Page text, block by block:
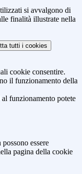
si avvalgono di
finalità illustrate nella
tutti i cookies
cookie consentire.
il funzionamento della
funzionamento potete
essere
pagina della cookie